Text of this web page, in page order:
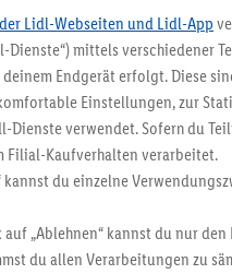
Verkauf ohne
Lidl-Webseiten und Lidl-App
Dienste“) mittels verschiedener
Endgerät erfolgt. Diese
Einstellungen, zur
Dienste verwendet. Sofern du
Filial-Kaufverhalten verarbeitet.
kannst du einzelne
„Ablehnen“ kannst du nur
du allen Verarbeitungen zu